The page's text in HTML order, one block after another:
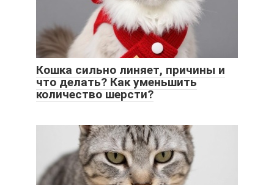
Кошка сильно линяет, причины и
что делать? Как уменьшить
количество шерсти?